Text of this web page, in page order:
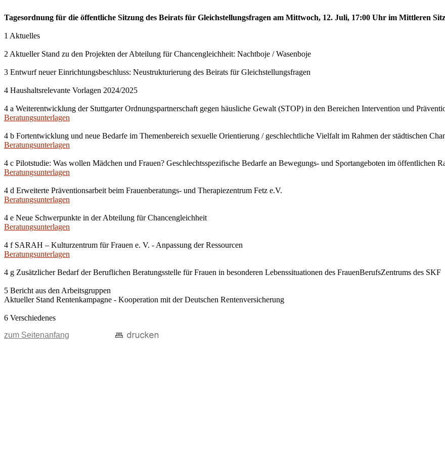
Tagesordnung für die öffentliche Sitzung des Beirats für Gleichstellungsfragen am Mittwoch, 12. Juli, 17:00 Uhr im Mittleren
1 Aktuelles
2 Aktueller Stand zu den Projekten der Abteilung für Chancengleichheit: Nachtboje / Wasenboje
3 Entwurf neuer Einrichtungsbeschluss: Neustrukturierung des Beirats für Gleichstellungsfragen
4 Haushaltsrelevante Vorlagen 2024/2025
4 a Weiterentwicklung der Stuttgarter Ordnungspartnerschaft gegen häusliche Gewalt (STOP) in den Bereichen Intervention und
Beratungsunterlagen
4 b Fortentwicklung und neue Bedarfe im Themenbereich sexuelle Orientierung / geschlechtliche Vielfalt im Rahmen der städtischen
Beratungsunterlagen
4 c Pilotstudie: Was wollen Mädchen und Frauen? Geschlechtsspezifische Bedarfe an Bewegungs- und Sportangeboten im öffentlichen
Beratungsunterlagen
4 d Erweiterte Präventionsarbeit beim Frauenberatungs- und Therapiezentrum Fetz e.V.
Beratungsunterlagen
4 e Neue Schwerpunkte in der Abteilung für Chancengleichheit
Beratungsunterlagen
4 f SARAH – Kulturzentrum für Frauen e. V. - Anpassung der Ressourcen
Beratungsunterlagen
4 g Zusätzlicher Bedarf der Beruflichen Beratungsstelle für Frauen in besonderen Lebenssituationen des FrauenBerufsZentrums des SKF
5 Bericht aus den Arbeitsgruppen
Aktueller Stand Rentenkampagne - Kooperation mit der Deutschen Rentenversicherung
6 Verschiedenes
zum Seitenanfang